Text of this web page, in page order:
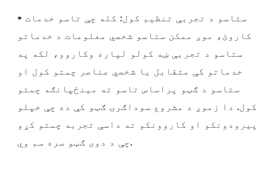
• ستاسو د تجربې تنظیم کول: کله چې تاسو خدمات
کاروئ، موږ ممکن ستاسو شخصي معلومات د خدماتو
ستاسو د تجربې ښه کولو لپاره وکاروو، لکه په
خدماتو کې متقابل یا شخصي عناصر چمتو کول او
ستاسو د ګټو پراساس تاسو ته مینځپانګه چمتو
کول. دا زموږ د مشروع سوداګرۍ ګټو کې ده چې خپلو
پیرودونکو او کاروونکو ته داسې تجربه چمتو کړو
چې د دوی ګټو سره سم وي.